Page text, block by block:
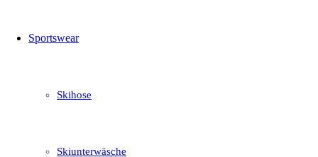
Sportswear
Skihose
Skiunterwäsche